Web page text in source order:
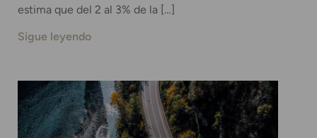
estima que del 2 al 3% de la […]
Sigue leyendo